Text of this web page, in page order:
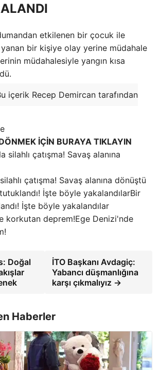
etkilenen bir çocuk ile
bir kişiye olay yerine müdahale
müdahalesiyle yangın kısa
içerik Recep Demircan tarafından
İÇİN BURAYA TIKLAYIN
çatışma! Savaş alanına dönüştü
Bir
İşte böyle yakalandılar
Ege Denizi'nde
Doğal
İTO Başkanı Avdagiç:
Yabancı düşmanlığına
karşı çıkmalıyız →
Haberler